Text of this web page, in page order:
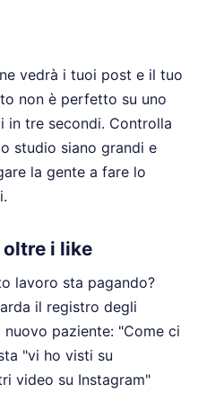
vedrà i tuoi post e il tuo
non è perfetto su uno
in tre secondi. Controlla
studio siano grandi e
la gente a fare lo
i like
lavoro sta pagando?
il registro degli
paziente: "Come ci
"vi ho visti su
video su Instagram"